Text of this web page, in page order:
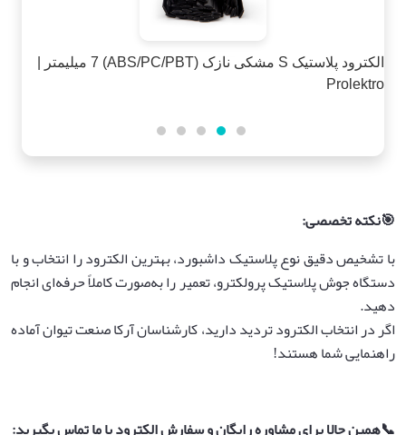
الکترود S مشکی اسلیم (ABS/PC/PBT) 4 میلیمتر |
Prolektro
🎯نکته تخصصی:
با تشخیص دقیق نوع پلاستیک داشبورد، بهترین الکترود را انتخاب و با
دستگاه جوش پلاستیک پرولکترو، تعمیر را به‌صورت کاملاً حرفه‌ای انجام
دهید.
اگر در انتخاب الکترود تردید دارید، کارشناسان آرکا صنعت تیوان آماده
راهنمایی شما هستند!
📞همین حالا برای مشاوره رایگان و سفارش الکترود با ما تماس بگیرید: